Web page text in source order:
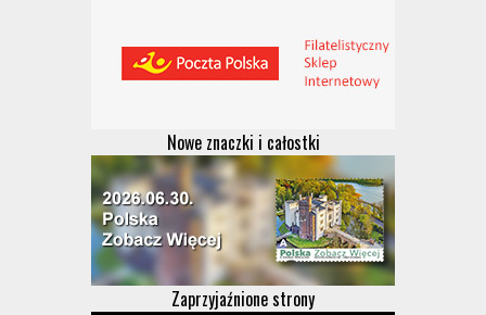
Nowe znaczki i całostki
Zaprzyjaźnione strony